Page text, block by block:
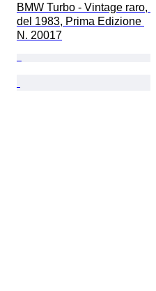
BMW Turbo - Vintage raro,
del 1983, Prima Edizione
N. 20017